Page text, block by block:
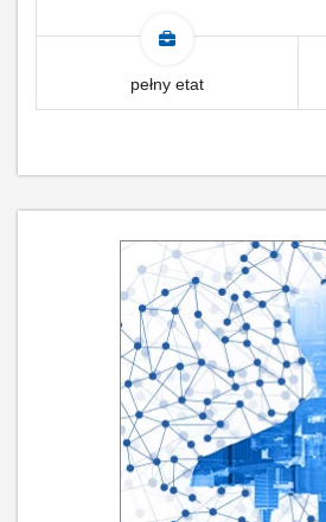
pełny etat